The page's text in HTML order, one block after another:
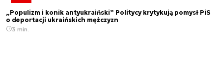
„Populizm i konik antyukraiński” Politycy krytykują pomysł PiS
o deportacji ukraińskich mężczyzn
3 min.